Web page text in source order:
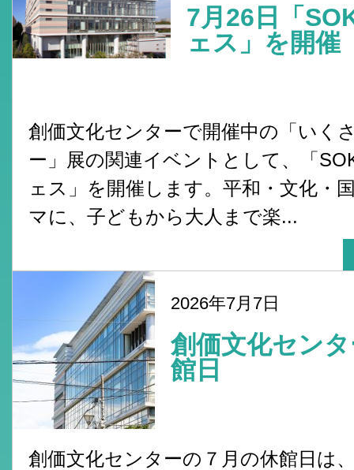
7月26日「
ェス」を開催
創価文化センターで開催中の「いく
ー」展の関連イベントとして、「
ェス」を開催します。平和・文化・
マに、子どもから大人まで楽...
2026年7月7日
創価文化セン
館日
創価文化センターの７月の休館日は